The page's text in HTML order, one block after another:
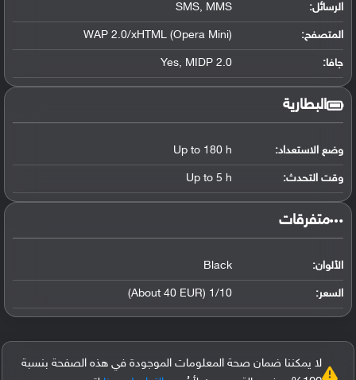
الرسائل: SMS, MMS
المتصفح: WAP 2.0/xHTML (Opera Mini)
جافا: Yes, MIDP 2.0
البطارية
وضع الاستعداد: Up to 180 h
وقت التحدث: Up to 5 h
‏متفرقات‏
الألوان: Black
السعر: 1/10 (About 40 EUR)
لا يمكننا ضمان صحة المعلومات الموجودة في هذه الصفحة بنسبة